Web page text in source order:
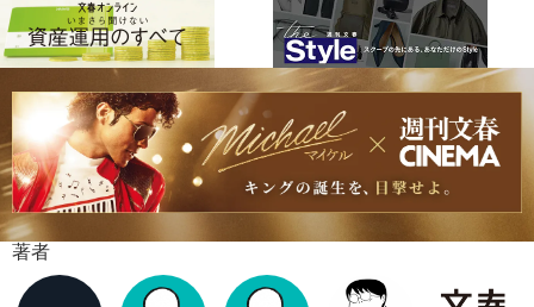
著者